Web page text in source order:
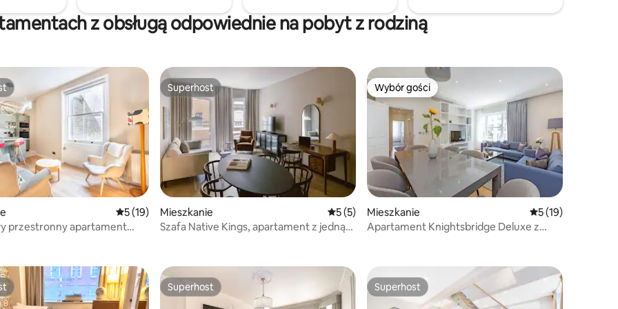
pokój gier i kino domowe.
z obsługą odpowiednie na pobyt z rodziną
5, liczba recenzji: 3
Średnia ocena: 5 na 5, liczba recenzji: 19
5 (19)
przestronny apartament
Superhost
Superhost
Mieszkanie Średnia ocena: 5 na 5, liczba recenzji: 5
5 (5)
Szafa Native Kings, apartament z jedną
Wybór gości
Wybór gości
Mieszkanie Średnia ocena: 5
5 (19)
Apartament Knightsbridge Deluxe z
Superhost
Superhost Superhost
Superhost